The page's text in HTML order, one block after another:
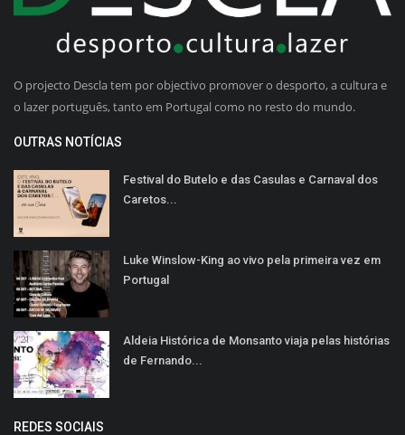
O projecto Descla tem por objectivo promover o desporto, a cultura e
o lazer português, tanto em Portugal como no resto do mundo.
OUTRAS NOTÍCIAS
Festival do Butelo e das Casulas e Carnaval dos
Caretos...
Luke Winslow-King ao vivo pela primeira vez em
Portugal
Aldeia Histórica de Monsanto viaja pelas histórias
de Fernando...
REDES SOCIAIS